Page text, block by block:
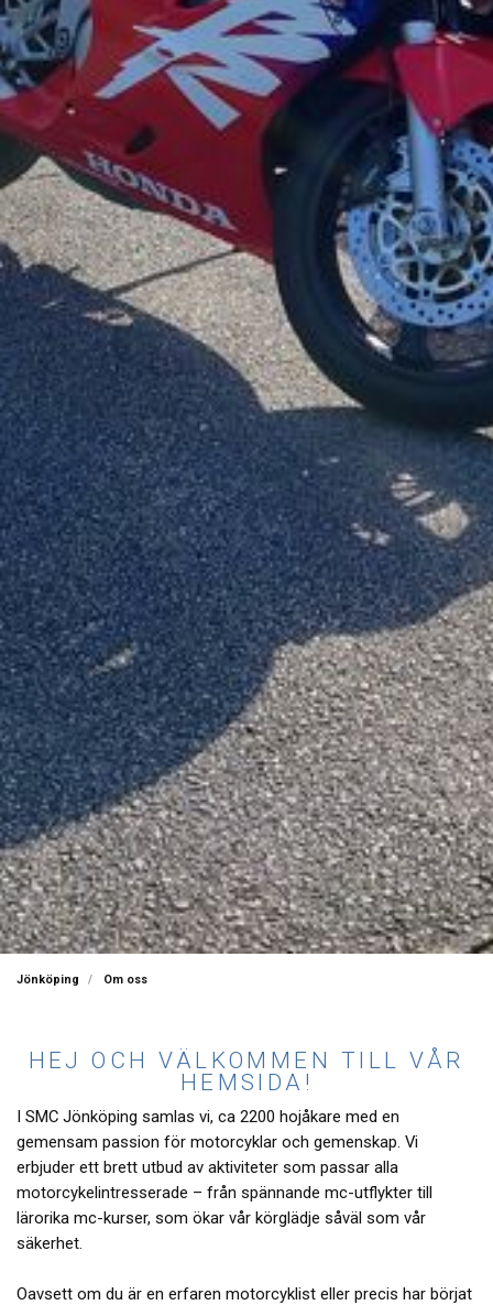
Jönköping Om oss
HEJ OCH VÄLKOMMEN TILL VÅR
HEMSIDA!
I SMC Jönköping samlas vi, ca 2200 hojåkare med en
gemensam passion för motorcyklar och gemenskap. Vi
erbjuder ett brett utbud av aktiviteter som passar alla
motorcykelintresserade – från spännande mc-utflykter till
lärorika mc-kurser, som ökar vår körglädje såväl som vår
säkerhet.
Oavsett om du är en erfaren motorcyklist eller precis har börjat